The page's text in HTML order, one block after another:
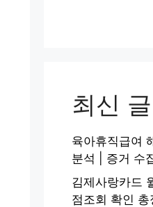
최신 글
육아휴직급여
분석 | 증거 수
김제사랑카드
점조회 확인